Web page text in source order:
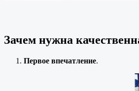
Зачем нужна
Первое впечатление.